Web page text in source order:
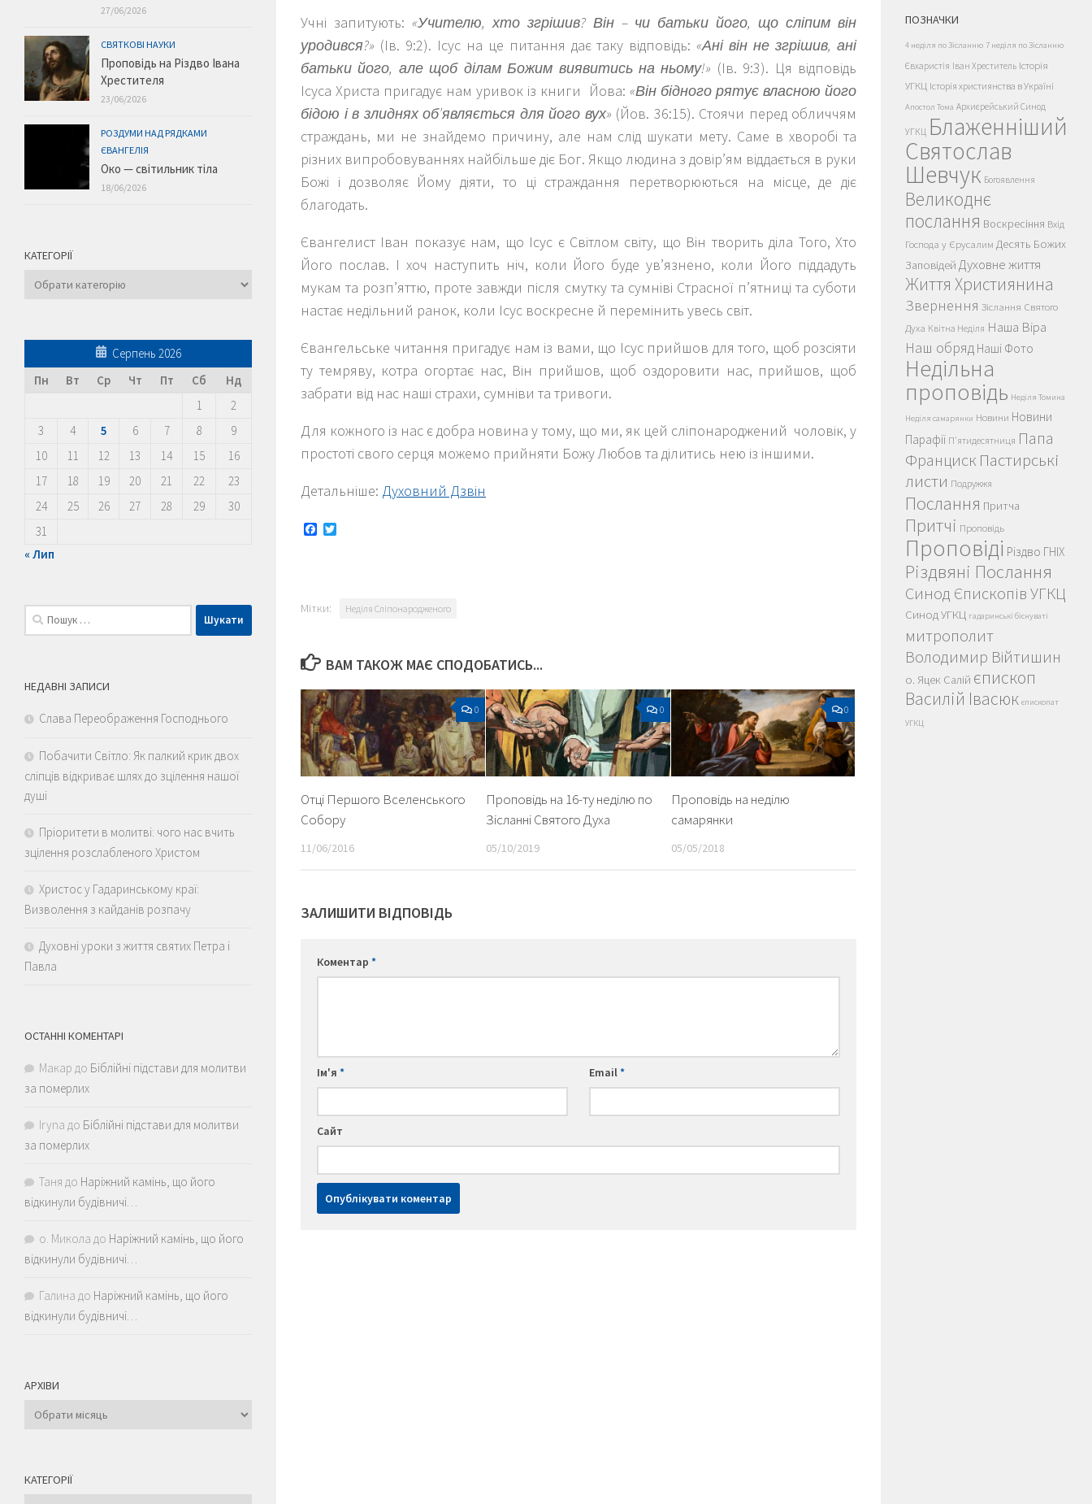
Учні запитують: «Учителю, хто згрішив? Він – чи батьки його, що сліпим він
уродився?» (Ів. 9:2). Ісус на це питання дає таку відповідь:«Ані він не згрішив, ані
батьки його, але щоб ділам Божим виявитись на ньому!» (Ів. 9:3). Ця відповідь
Ісуса Христа пригадує нам уривок із книги Йова: «Він бідного рятує власною його
бідою і в злиднях об’являється для його вух» (Йов. 36:15). Стоячи перед обличчям
страждань, ми не знайдемо причину, але нам слід шукати мету. Саме в хворобі та
різних випробовуваннях найбільше діє Бог. Якщо людина з довір’ям віддається в руки
Божі і дозволяє Йому діяти, то ці страждання перетворюються на місце, де діє
благодать.
Євангелист Іван показує нам, що Ісус є Світлом світу, що Він творить діла Того, Хто
Його послав. І хоч наступить ніч, коли Його буде ув’язнено, коли Його піддадуть
мукам та розп’яттю, проте завжди після смутку та сумніві Страсної п’ятниці та суботи
настає недільний ранок, коли Ісус воскресне й перемінить увесь світ.
Євангельське читання пригадує нам із вами, що Ісус прийшов для того, щоб розсіяти
ту темряву, котра огортає нас, Він прийшов, щоб оздоровити нас, прийшов, щоб
забрати від нас наші страхи, сумніви та тривоги.
Для кожного із нас є добра новина у тому, що ми, як цей сліпонароджений чоловік, у
простоті свого серця можемо прийняти Божу Любов та ділитись нею із іншими.
Детальніше: Духовний Дзвін
Facebook
Мітки: Неділя Сліпонародженого
ВАМ ТАКОЖ МАЄ СПОДОБАТИСЬ...
0
Отці Першого Вселенського
Собору
11/06/2016
0
Проповідь на 16-ту неділю по
Зісланні Святого Духа
05/10/2019
0
Проповідь на неділю
самарянки
05/05/2018
ЗАЛИШИТИ ВІДПОВІДЬ
Коментар *
Ім'я * Email*
Сайт
27/06/2026
СВЯТКОВІ НАУКИ
Проповідь на Різдво Івана
Хрестителя
23/06/2026
РОЗДУМИ НАД РЯДКАМИ
ЄВАНГЕЛІЯ
Око — світильник тіла
18/06/2026
КАТЕГОРІЇ
Категорії
Серпень 2026
Пн
Вт Ср Чт Пт Сб
Нд
1
2
3
4 5 6 7 8
9
10
11 12 13 14 15
16
17
18 19 20 21 22
23
24
25 26 27 28 29
30
31
« Лип
Пошук:
НЕДАВНІ ЗАПИСИ
Слава Переображення Господнього
Побачити Світло: Як палкий крик двох
сліпців відкриває шлях до зцілення нашої
душі
Пріоритети в молитві: чого нас вчить
зцілення розслабленого Христом
Христос у Гадаринському краї:
Визволення з кайданів розпачу
Духовні уроки з життя святих Петра і
Павла
ОСТАННІ КОМЕНТАРІ
Макар до Біблійні підстави для молитви
за померлих
Iryna до Біблійні підстави для молитви
за померлих
Таня до Наріжний камінь, що його
відкинули будівничі…
о. Микола до Наріжний камінь, що його
відкинули будівничі…
Галина до Наріжний камінь, що його
відкинули будівничі…
АРХІВИ
Архіви
КАТЕГОРІЇ
ПОЗНАЧКИ
4 неділя по Зісланню 7 неділя по Зісланню
Євхаристія Іван Хреститель Історія
УГКЦ Історія християнства в Україні
Апостол Тома Архиєрейський Синод
УГКЦ Блаженніший
Святослав
Шевчук Богоявлення
Великоднє
послання Воскресіння Вхід
Господа у Єрусалим Десять Божих
Заповідей Духовне життя
Життя Християнина
Звернення Зіслання Святого
Духа Квітна Неділя Наша Віра
Наш обряд Наші Фото
Недільна
проповідь Неділя Томина
Неділя самарянки Новини Новини
Парафії П'ятидесятниця Папа
Франциск Пастирські
листи Подружжя
Послання Притча
Притчі Проповідь
Проповіді Різдво ГНІХ
Різдвяні Послання
Синод Єпископів УГКЦ
Синод УГКЦ гадаринські біснуваті
митрополит
Володимир Війтишин
о. Яцек Салій єпископ
Василій Івасюк єпископат
УГКЦ